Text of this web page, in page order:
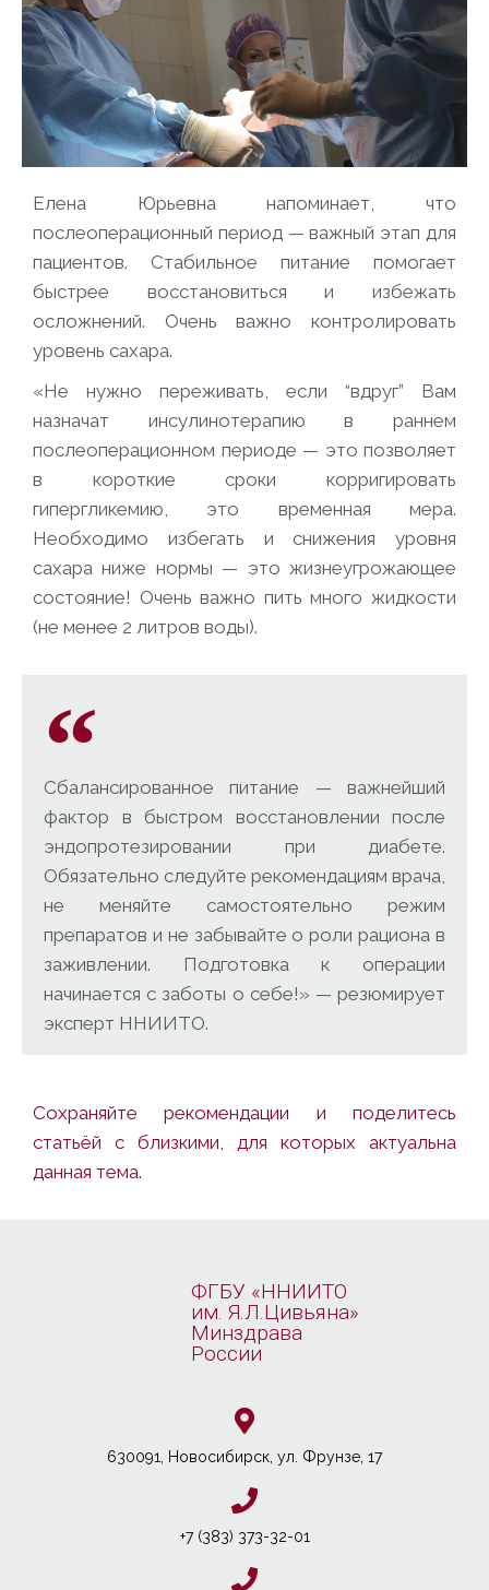
Елена Юрьевна напоминает, что
послеоперационный период — важный этап для
пациентов. Стабильное питание помогает
быстрее восстановиться и избежать
осложнений. Очень важно контролировать
уровень сахара.
«Не нужно переживать, если “вдруг” Вам
назначат инсулинотерапию в раннем
послеоперационном периоде — это позволяет
в короткие сроки корригировать
гипергликемию, это временная мера.
Необходимо избегать и снижения уровня
сахара ниже нормы — это жизнеугрожающее
состояние! Очень важно пить много жидкости
(не менее 2 литров воды).
Сбалансированное питание — важнейший
фактор в быстром восстановлении после
эндопротезировании при диабете.
Обязательно следуйте рекомендациям врача,
не меняйте самостоятельно режим
препаратов и не забывайте о роли рациона в
заживлении. Подготовка к операции
начинается с заботы о себе!» — резюмирует
эксперт ННИИТО.
Сохраняйте рекомендации и поделитесь
статьёй с близкими, для которых актуальна
данная тема.
ФГБУ «ННИИТО
им. Я.Л.Цивьяна»
Минздрава
России
630091, Новосибирcк, ул. Фрунзе, 17
+7 (383) 373-32-01